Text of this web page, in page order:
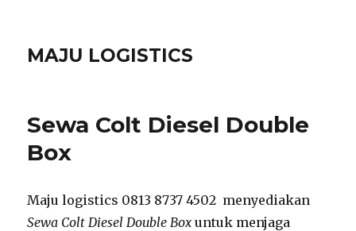
MAJU LOGISTICS
Sewa Colt Diesel Double
Box
Maju logistics 0813 8737 4502 menyediakan
Sewa Colt Diesel Double Box untuk menjaga